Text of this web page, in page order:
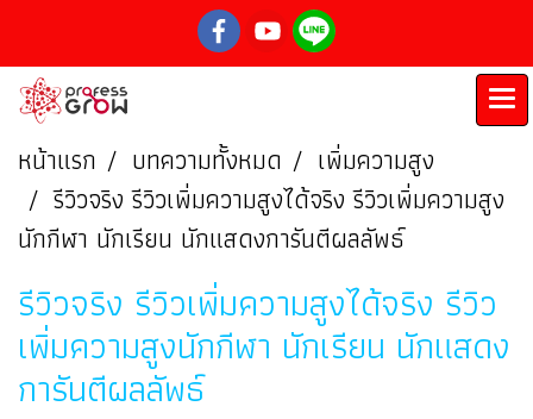
หน้าแรก บทความทั้งหมด
เพิ่มความสูง
รีวิวจริง รีวิวเพิ่มความสูงได้จริง รีวิวเพิ่มความสูง
นักกีฬา นักเรียน นักแสดงการันตีผลลัพธ์
รีวิวจริง รีวิวเพิ่มความสูงได้จริง รีวิว
เพิ่มความสูงนักกีฬา นักเรียน นักแสดง
การันตีผลลัพธ์